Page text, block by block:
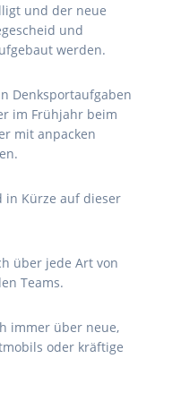
und der neue
und
werden.
Denksportaufgaben
im Frühjahr beim
mit anpacken
in Kürze auf dieser
über jede Art von
Teams.
immer über neue,
oder kräftige